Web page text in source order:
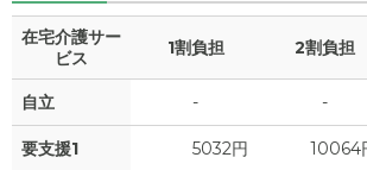
水道・光熱費
?
その他
家賃
管理費 ?
食費 ?
在宅介護サー
ビス
1割負担 2割負担
自立 - -
要支援1 5032円 10064